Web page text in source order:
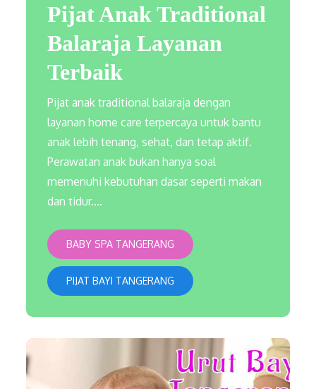
Pijat Anak Traditional
Balaraja Layanan
Terbaik
Pijat anak traditional balaraja dengan
layanan home care terpercaya untuk bantu
anak lebih tenang, sehat, dan tetap aktif.
Perawatan anak bukan hanya soal
memenuhi kebutuhan dasar seperti makan
dan tidur.…
BABY SPA TANGERANG
PIJAT BAYI TANGERANG